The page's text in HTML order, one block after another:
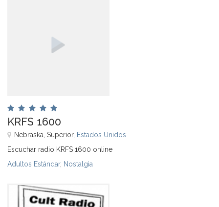
KRFS 1600
Nebraska, Superior, Estados Unidos
Escuchar radio KRFS 1600 online
Adultos Estándar, Nostalgia